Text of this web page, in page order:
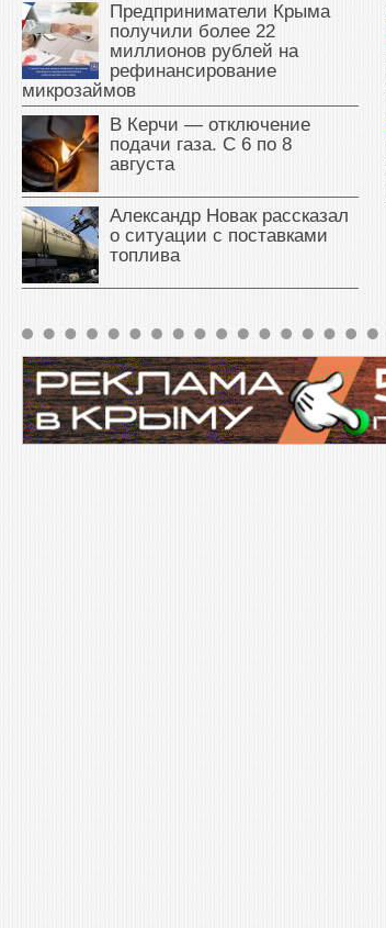
Предприниматели Крыма
получили более 22
миллионов рублей на
рефинансирование
микрозаймов
В Керчи — отключение
подачи газа. С 6 по 8
августа
Александр Новак рассказал
о ситуации с поставками
топлива